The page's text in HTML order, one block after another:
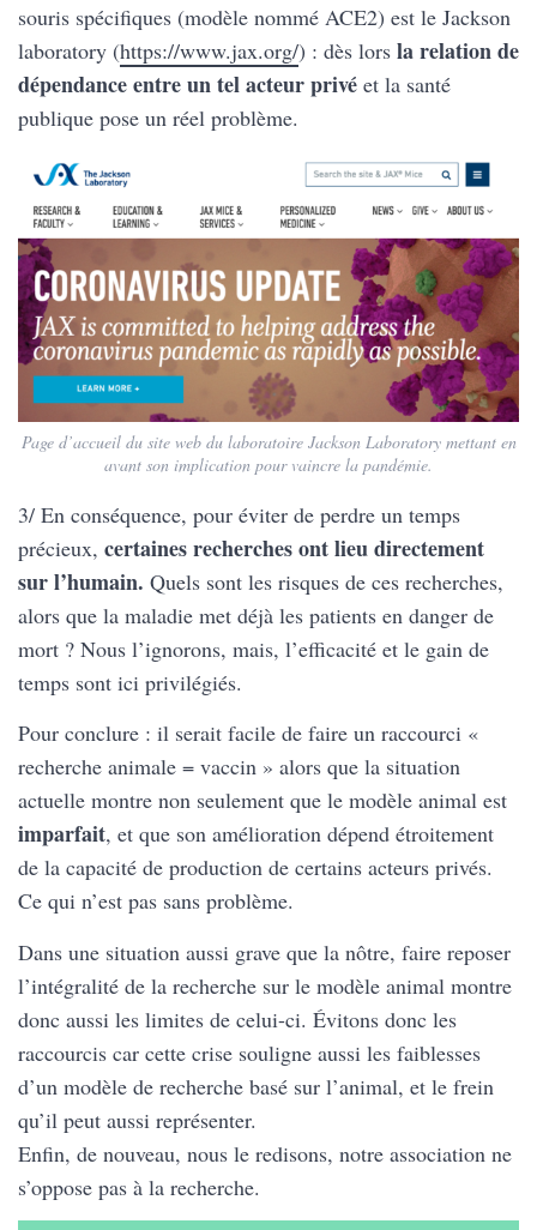
souris spécifiques (modèle nommé ACE2) est le Jackson
laboratory (https://www.jax.org/) : dès lors la relation de
dépendance entre un tel acteur privé et la santé
publique pose un réel problème.
Page d’accueil du site web du laboratoire Jackson Laboratory mettant en
avant son implication pour vaincre la pandémie.
3/ En conséquence, pour éviter de perdre un temps
précieux, certaines recherches ont lieu directement
sur l’humain. Quels sont les risques de ces recherches,
alors que la maladie met déjà les patients en danger de
mort ? Nous l’ignorons, mais, l’efficacité et le gain de
temps sont ici privilégiés.
Pour conclure : il serait facile de faire un raccourci «
recherche animale = vaccin » alors que la situation
actuelle montre non seulement que le modèle animal est
imparfait, et que son amélioration dépend étroitement
de la capacité de production de certains acteurs privés.
Ce qui n’est pas sans problème.
Dans une situation aussi grave que la nôtre, faire reposer
l’intégralité de la recherche sur le modèle animal montre
donc aussi les limites de celui-ci. Évitons donc les
raccourcis car cette crise souligne aussi les faiblesses
d’un modèle de recherche basé sur l’animal, et le frein
qu’il peut aussi représenter.
Enfin, de nouveau, nous le redisons, notre association ne
s’oppose pas à la recherche.